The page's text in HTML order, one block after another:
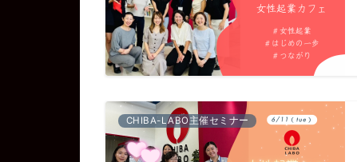
CHIBA-LABO主催セミナー